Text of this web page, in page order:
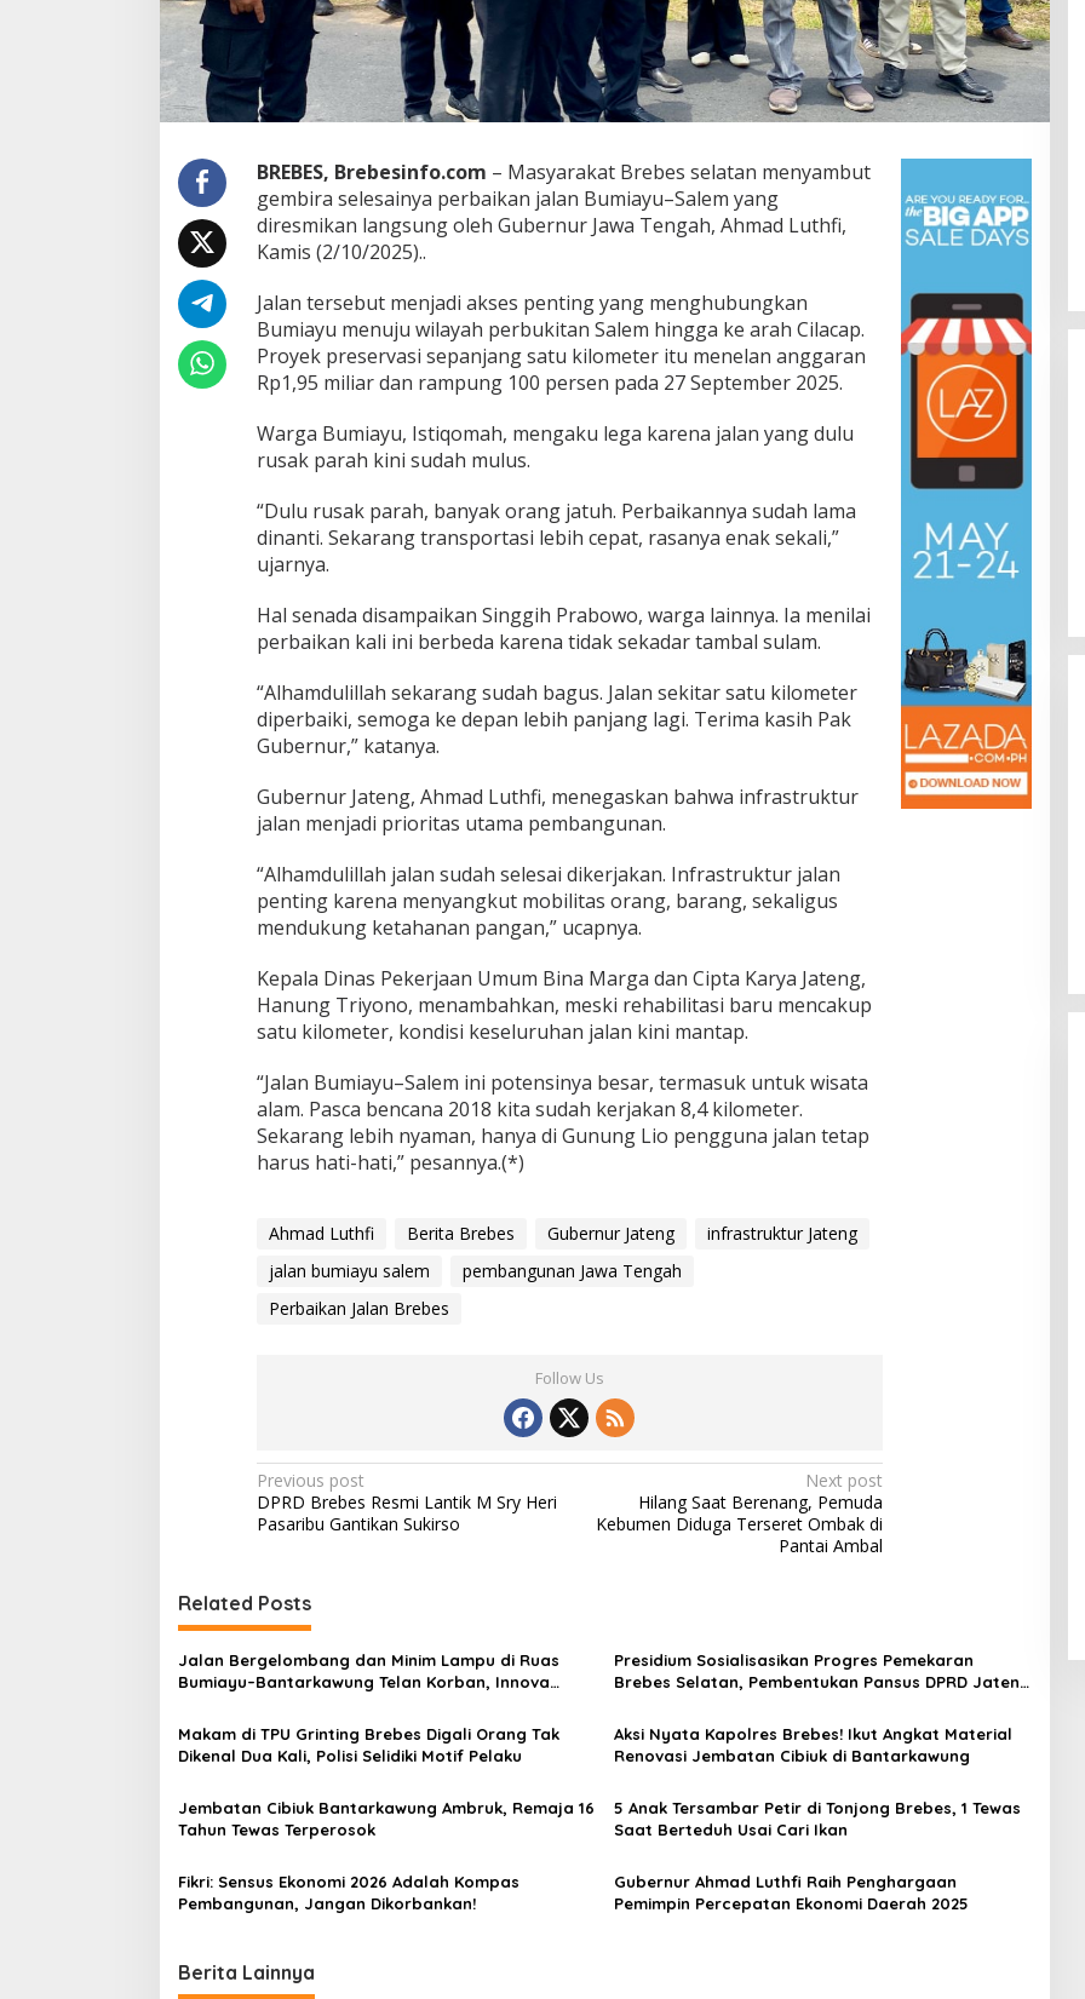
a
B
u
m
i
a
u
–
S
a
l
m
,
a
r
g
a
e
b
s
S
e
n
g
e
k
a
l
BREBES, Brebesinfo.com – Masyarakat Brebes selatan menyambut
gembira selesainya perbaikan jalan Bumiayu–Salem yang
diresmikan langsung oleh Gubernur Jawa Tengah, Ahmad Luthfi,
Kamis (2/10/2025)..
Jalan tersebut menjadi akses penting yang menghubungkan
Bumiayu menuju wilayah perbukitan Salem hingga ke arah Cilacap.
Proyek preservasi sepanjang satu kilometer itu menelan anggaran
Rp1,95 miliar dan rampung 100 persen pada 27 September 2025.
Warga Bumiayu, Istiqomah, mengaku lega karena jalan yang dulu
rusak parah kini sudah mulus.
“Dulu rusak parah, banyak orang jatuh. Perbaikannya sudah lama
dinanti. Sekarang transportasi lebih cepat, rasanya enak sekali,”
ujarnya.
Hal senada disampaikan Singgih Prabowo, warga lainnya. Ia menilai
perbaikan kali ini berbeda karena tidak sekadar tambal sulam.
“Alhamdulillah sekarang sudah bagus. Jalan sekitar satu kilometer
diperbaiki, semoga ke depan lebih panjang lagi. Terima kasih Pak
Gubernur,” katanya.
Gubernur Jateng, Ahmad Luthfi, menegaskan bahwa infrastruktur
jalan menjadi prioritas utama pembangunan.
“Alhamdulillah jalan sudah selesai dikerjakan. Infrastruktur jalan
penting karena menyangkut mobilitas orang, barang, sekaligus
mendukung ketahanan pangan,” ucapnya.
Kepala Dinas Pekerjaan Umum Bina Marga dan Cipta Karya Jateng,
Hanung Triyono, menambahkan, meski rehabilitasi baru mencakup
satu kilometer, kondisi keseluruhan jalan kini mantap.
“Jalan Bumiayu–Salem ini potensinya besar, termasuk untuk wisata
alam. Pasca bencana 2018 kita sudah kerjakan 8,4 kilometer.
Sekarang lebih nyaman, hanya di Gunung Lio pengguna jalan tetap
harus hati-hati,” pesannya.(*)
Ahmad Luthfi Berita Brebes Gubernur Jateng
infrastruktur Jateng
jalan bumiayu salem
pembangunan Jawa Tengah
Perbaikan Jalan Brebes
Follow Us
P
o
t
n
a
v
i
g
t
o
Previous post
DPRD Brebes Resmi Lantik M Sry Heri
Pasaribu Gantikan Sukirso
Next post
Hilang Saat Berenang, Pemuda
Kebumen Diduga Terseret Ombak di
Pantai Ambal
Related Posts
Jalan Bergelombang dan Minim Lampu di Ruas
Bumiayu–Bantarkawung Telan Korban, Innova
Presidium Sosialisasikan Progres Pemekaran
Brebes Selatan, Pembentukan Pansus DPRD Jateng
Makam di TPU Grinting Brebes Digali Orang Tak
Dikenal Dua Kali, Polisi Selidiki Motif Pelaku
Aksi Nyata Kapolres Brebes! Ikut Angkat Material
Renovasi Jembatan Cibiuk di Bantarkawung
Jembatan Cibiuk Bantarkawung Ambruk, Remaja 16
Tahun Tewas Terperosok
5 Anak Tersambar Petir di Tonjong Brebes, 1 Tewas
Saat Berteduh Usai Cari Ikan
Fikri: Sensus Ekonomi 2026 Adalah Kompas
Pembangunan, Jangan Dikorbankan!
Gubernur Ahmad Luthfi Raih Penghargaan
Pemimpin Percepatan Ekonomi Daerah 2025
Berita Lainnya
Lampu di Ruas Bumiayu–
Bantarkawung Telan Korban,
Innova Hantam Pohon di
Bantarkawung
In Berita, Daerah, Ekonomi, Hukum & Kriminal, Info
Desa, Nasional, Otomatif, Politik,
04/08/2026